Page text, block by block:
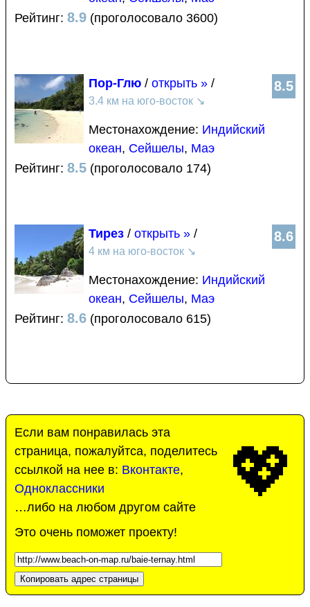
Рейтинг: 8.9 (проголосовало 3600)
8.5
Пор-Глю / открыть » /
3.4 км на юго-восток ↘
Местонахождение: Индийский
океан, Сейшелы, Маэ
Рейтинг: 8.5 (проголосовало 174)
8.6
Тирез / открыть » /
4 км на юго-восток ↘
Местонахождение: Индийский
океан, Сейшелы, Маэ
Рейтинг: 8.6 (проголосовало 615)
💖
Если вам понравилась эта
страница, пожалуйтса, поделитесь
ссылкой на нее в: Вконтакте,
Одноклассники
…либо на любом другом сайте
Это очень поможет проекту!
Копировать адрес страницы